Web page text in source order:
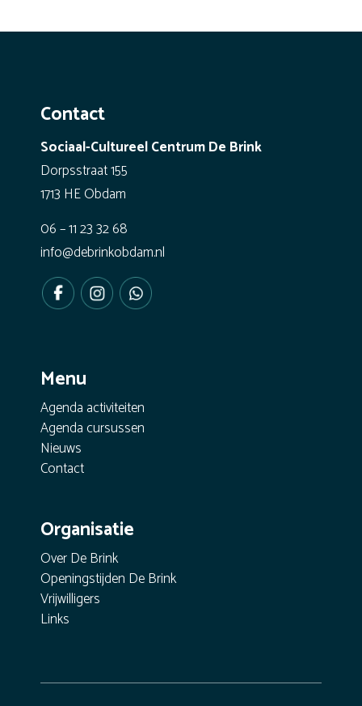
Contact
Sociaal-Cultureel Centrum De Brink
Dorpsstraat 155
1713 HE Obdam
06 – 11 23 32 68
info@debrinkobdam.nl
Menu
Agenda activiteiten
Agenda cursussen
Nieuws
Contact
Organisatie
Over De Brink
Openingstijden De Brink
Vrijwilligers
Links